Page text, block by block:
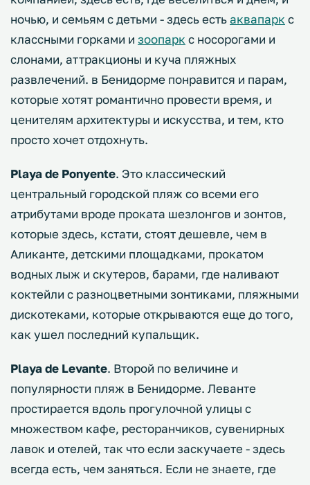
ночью, и семьям с детьми - здесь естьаквапарк с
классными горками и зоопарк с носорогами и
слонами, аттракционы и куча пляжных
развлечений. в Бенидорме понравится и парам,
которые хотят романтично провести время, и
ценителям архитектуры и искусства, и тем, кто
просто хочет отдохнуть.
Playa de Ponyente. Это классический
центральный городской пляж со всеми его
атрибутами вроде проката шезлонгов и зонтов,
которые здесь, кстати, стоят дешевле, чем в
Аликанте, детскими площадками, прокатом
водных лыж и скутеров, барами, где наливают
коктейли с разноцветными зонтиками, пляжными
дискотеками, которые открываются еще до того,
как ушел последний купальщик.
Playa de Levante. Второй по величине и
популярности пляж в Бенидорме. Леванте
простирается вдоль прогулочной улицы с
множеством кафе, ресторанчиков, сувенирных
лавок и отелей, так что если заскучаете - здесь
всегда есть, чем заняться. Если не знаете, где